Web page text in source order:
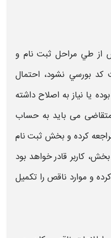
از طي مراحل ثبت نام و
كد بورسي نشود، احتمال
يا نياز به اصلاح داشته
می بايد به حساب
كرده و بخش ثبت نام
کاربر قادر خواهد بود
و موارد ناقص را تكميل